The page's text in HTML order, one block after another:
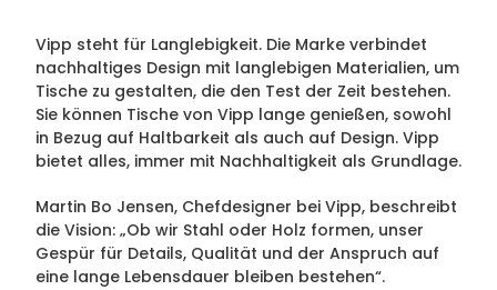
Vipp steht für Langlebigkeit. Die Marke verbindet
nachhaltiges Design mit langlebigen Materialien, um
Tische zu gestalten, die den Test der Zeit bestehen.
Sie können Tische von Vipp lange genießen, sowohl
in Bezug auf Haltbarkeit als auch auf Design. Vipp
bietet alles, immer mit Nachhaltigkeit als Grundlage.
Martin Bo Jensen, Chefdesigner bei Vipp, beschreibt
die Vision: „Ob wir Stahl oder Holz formen, unser
Gespür für Details, Qualität und der Anspruch auf
eine lange Lebensdauer bleiben bestehen“.